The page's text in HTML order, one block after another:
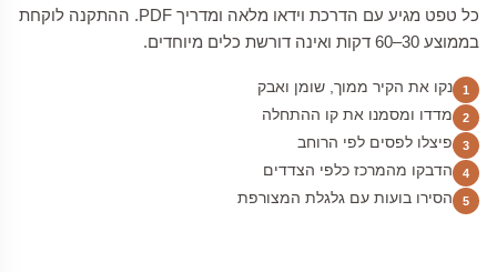
כל טפט מגיע עם הדרכת וידאו מלאה ומדריך PDF. ההתקנה לוקחת
בממוצע 30–60 דקות ואינה דורשת כלים מיוחדים.
1 נקו את הקיר ממוך, שומן ואבק
2 מדדו ומסמנו את קו ההתחלה
3 פיצלו לפסים לפי הרוחב
4 הדבקו מהמרכז כלפי הצדדים
5 הסירו בועות עם גלגלת המצורפת